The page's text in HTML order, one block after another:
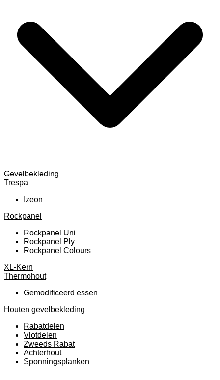
Gevelbekleding
Trespa
Izeon
Rockpanel
Rockpanel Uni
Rockpanel Ply
Rockpanel Colours
XL-Kern
Thermohout
Gemodificeerd essen
Houten gevelbekleding
Rabatdelen
Vlotdelen
Zweeds Rabat
Achterhout
Sponningsplanken